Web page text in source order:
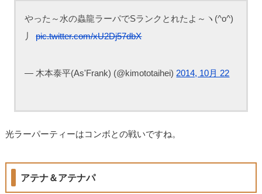
やった～水の蟲龍ラーパでSランクとれたよ～ヽ(^o^)
丿pic.twitter.com/xU2Dj57dbX
— 木本泰平(As'Frank) (@kimototaihei)2014, 10月 22
光ラーパーティーはコンボとの戦いですね。
アテナ＆アテナパ